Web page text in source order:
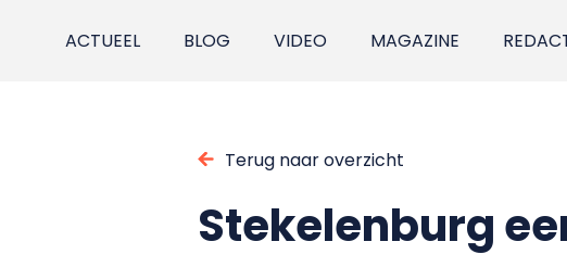
ACTUEEL BLOG VIDEO MAGAZINE
Terug naar overzicht
Stekelenburg